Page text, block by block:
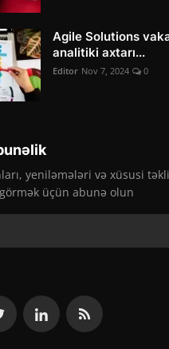
Agile Solutions
analitiki axtarı...
Editor Nov 7, 2024 0
yeniləmələri və xüsusi
üçün abunə olun